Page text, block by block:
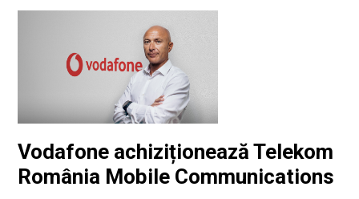
Vodafone achiziționează Telekom
România Mobile Communications